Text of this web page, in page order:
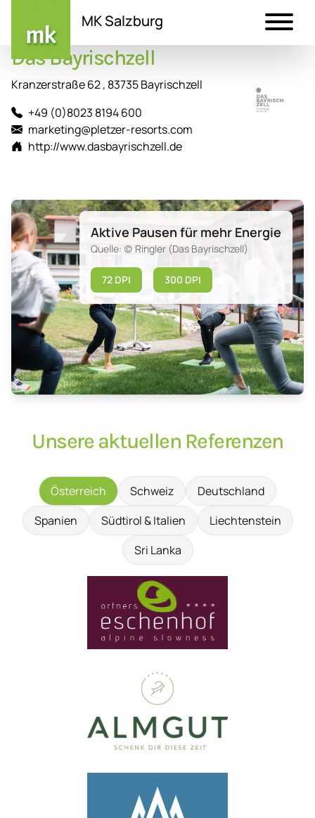
Inhalt
MK Salzburg
Das Bayrischzell
Kranzerstraße 62 , 83735 Bayrischzell
+49 (0)8023 8194 600
marketing@pletzer-resorts.com
http://www.dasbayrischzell.de
Aktive Pausen für mehr Energie
Quelle: (c) Ringler (Das Bayrischzell)
72 DPI 300 DPI
Unsere aktuellen Referenzen
Österreich Schweiz
Deutschland
Spanien
Südtirol & Italien
Liechtenstein
Sri Lanka